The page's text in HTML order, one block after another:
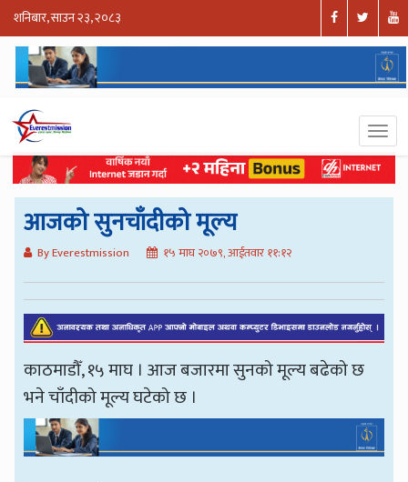
शनिबार, साउन २३, २०८३
आजको सुनचाँदीको मूल्य
By Everestmission १५ माघ २०७९, आईतवार ११:१२
काठमाडौँ, १५ माघ । आज बजारमा सुनको मूल्य बढेको छ
भने चाँदीको मूल्य घटेको छ ।